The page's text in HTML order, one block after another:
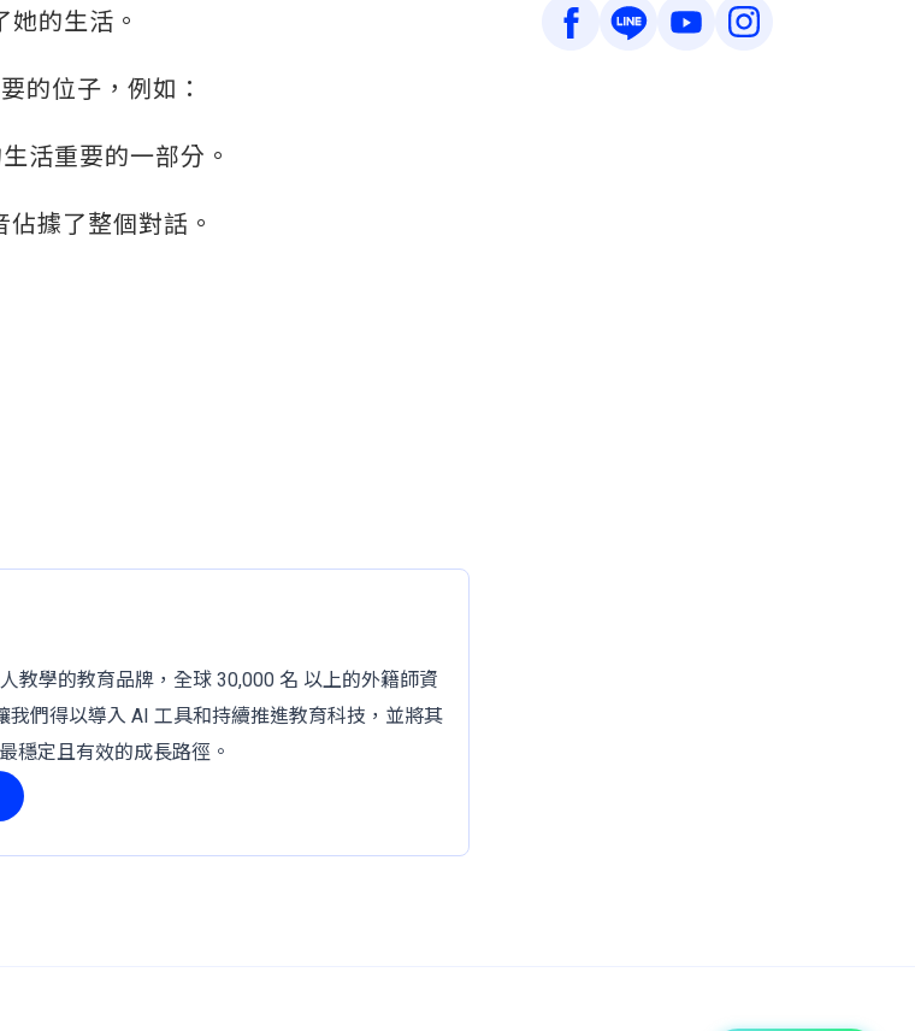
的生活。
的位子，例如：
活重要的一部分。
據了整個對話。
教學的教育品牌，全球 30,000 名 以上的外籍師資
們得以導入 AI 工具和持續推進教育科技，並將其
穩定且有效的成長路徑。